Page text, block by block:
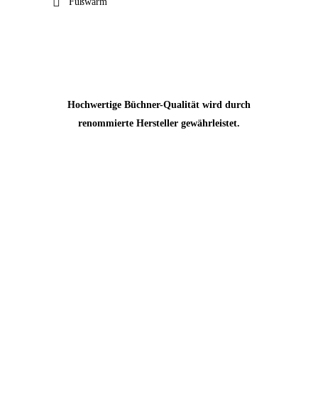
Hochwertige Büchner-Qualität wird durch
renommierte Hersteller gewährleistet.